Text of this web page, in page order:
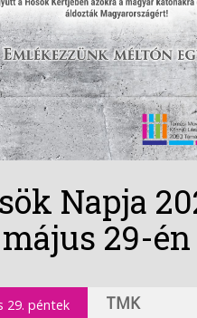
Napja
május 29-én
29. péntek TMK